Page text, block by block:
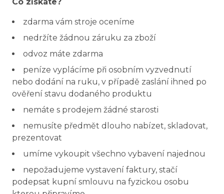
zdarma vám stroje oceníme
nedržíte žádnou záruku za zboží
odvoz máte zdarma
peníze vyplácíme při osobním vyzvednutí
nebo dodání na ruku, v případě zaslání ihned po
ověření stavu dodaného produktu
nemáte s prodejem žádné starosti
nemusíte předmět dlouho nabízet, skladovat,
prezentovat
umíme vykoupit všechno vybavení najednou
nepožadujeme vystavení faktury, stačí
podepsat kupní smlouvu na fyzickou osobu